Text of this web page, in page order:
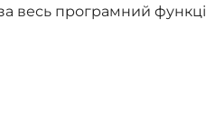
за весь програмний